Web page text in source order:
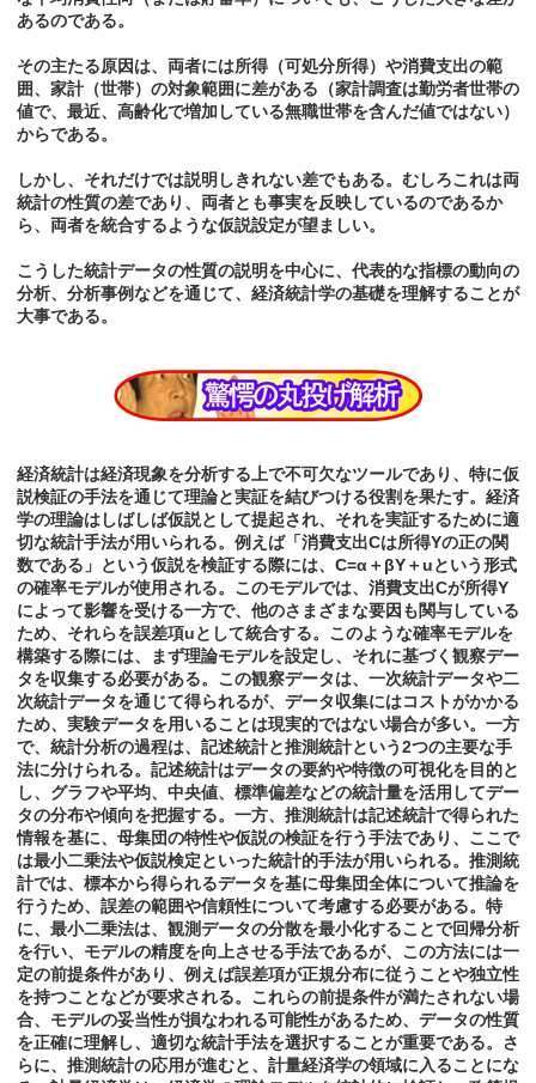
あるのである。
その主たる原因は、両者には所得（可処分所得）や消費支出の範
囲、家計（世帯）の対象範囲に差がある（家計調査は勤労者世帯の
値で、最近、高齢化で増加している無職世帯を含んだ値ではない）
からである。
しかし、それだけでは説明しきれない差でもある。むしろこれは両
統計の性質の差であり、両者とも事実を反映しているのであるか
ら、両者を統合するような仮説設定が望ましい。
こうした統計データの性質の説明を中心に、代表的な指標の動向の
分析、分析事例などを通じて、経済統計学の基礎を理解することが
大事である。
経済統計は経済現象を分析する上で不可欠なツールであり、特に仮
説検証の手法を通じて理論と実証を結びつける役割を果たす。経済
学の理論はしばしば仮説として提起され、それを実証するために適
切な統計手法が用いられる。例えば「消費支出Cは所得Yの正の関
数である」という仮説を検証する際には、C=α＋βY＋uという形式
の確率モデルが使用される。このモデルでは、消費支出Cが所得Y
によって影響を受ける一方で、他のさまざまな要因も関与している
ため、それらを誤差項uとして統合する。このような確率モデルを
構築する際には、まず理論モデルを設定し、それに基づく観察デー
タを収集する必要がある。この観察データは、一次統計データや二
次統計データを通じて得られるが、データ収集にはコストがかかる
ため、実験データを用いることは現実的ではない場合が多い。一方
で、統計分析の過程は、記述統計と推測統計という2つの主要な手
法に分けられる。記述統計はデータの要約や特徴の可視化を目的と
し、グラフや平均、中央値、標準偏差などの統計量を活用してデー
タの分布や傾向を把握する。一方、推測統計は記述統計で得られた
情報を基に、母集団の特性や仮説の検証を行う手法であり、ここで
は最小二乗法や仮説検定といった統計的手法が用いられる。推測統
計では、標本から得られるデータを基に母集団全体について推論を
行うため、誤差の範囲や信頼性について考慮する必要がある。特
に、最小二乗法は、観測データの分散を最小化することで回帰分析
を行い、モデルの精度を向上させる手法であるが、この方法には一
定の前提条件があり、例えば誤差項が正規分布に従うことや独立性
を持つことなどが要求される。これらの前提条件が満たされない場
合、モデルの妥当性が損なわれる可能性があるため、データの性質
を正確に理解し、適切な統計手法を選択することが重要である。さ
らに、推測統計の応用が進むと、計量経済学の領域に入ることにな